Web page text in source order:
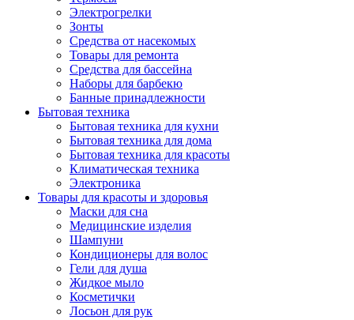
Электрогрелки
Зонты
Средства от насекомых
Товары для ремонта
Средства для бассейна
Наборы для барбекю
Банные принадлежности
Бытовая техника
Бытовая техника для кухни
Бытовая техника для дома
Бытовая техника для красоты
Климатическая техника
Электроника
Товары для красоты и здоровья
Маски для сна
Медицинские изделия
Шампуни
Кондиционеры для волос
Гели для душа
Жидкое мыло
Косметички
Лосьон для рук